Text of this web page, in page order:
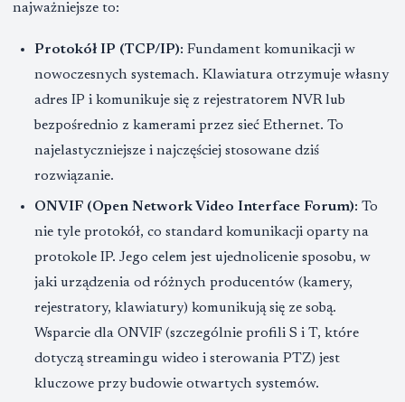
najważniejsze to:
Protokół IP (TCP/IP): Fundament komunikacji w
nowoczesnych systemach. Klawiatura otrzymuje własny
adres IP i komunikuje się z rejestratorem NVR lub
bezpośrednio z kamerami przez sieć Ethernet. To
najelastyczniejsze i najczęściej stosowane dziś
rozwiązanie.
ONVIF (Open Network Video Interface Forum): To
nie tyle protokół, co standard komunikacji oparty na
protokole IP. Jego celem jest ujednolicenie sposobu, w
jaki urządzenia od różnych producentów (kamery,
rejestratory, klawiatury) komunikują się ze sobą.
Wsparcie dla ONVIF (szczególnie profili S i T, które
dotyczą streamingu wideo i sterowania PTZ) jest
kluczowe przy budowie otwartych systemów.